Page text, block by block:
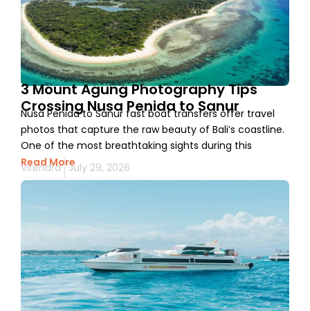
3 Mount Agung Photography Tips
Crossing Nusa Penida to Sanur
Nusa Penida to Sanur fast boat transfers offer travel
photos that capture the raw beauty of Bali’s coastline.
One of the most breathtaking sights during this
Read More
Virendra July 29, 2026